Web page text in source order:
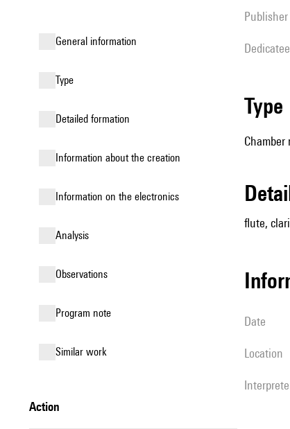
general information
type
detailed formation
information about the creation
Information on the electronics
analysis
observations
Program note
similar work
action
publisher
Dedicatee
type
flute,
date
location